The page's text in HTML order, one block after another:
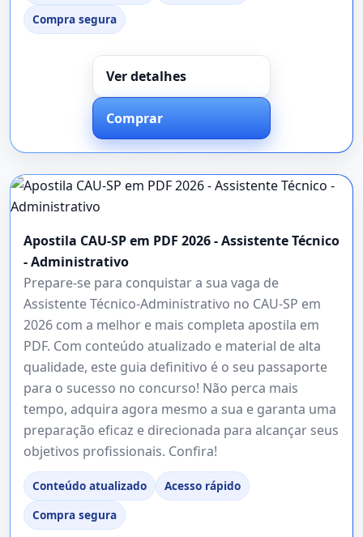
Compra segura
Ver detalhes
Comprar
Apostila CAU-SP em PDF 2026 - Assistente Técnico
- Administrativo
Prepare-se para conquistar a sua vaga de
Assistente Técnico-Administrativo no CAU-SP em
2026 com a melhor e mais completa apostila em
PDF. Com conteúdo atualizado e material de alta
qualidade, este guia definitivo é o seu passaporte
para o sucesso no concurso! Não perca mais
tempo, adquira agora mesmo a sua e garanta uma
preparação eficaz e direcionada para alcançar seus
objetivos profissionais. Confira!
Conteúdo atualizado
Acesso rápido
Compra segura